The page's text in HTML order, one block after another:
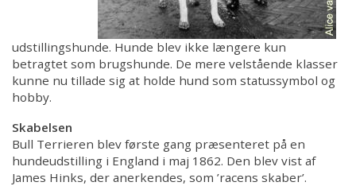
For dommere
Kontakt
udstillingshunde. Hunde blev ikke længere kun
betragtet som brugshunde. De mere velstående klasser
kunne nu tillade sig at holde hund som statussymbol og
hobby.
Skabelsen
Bull Terrieren blev første gang præsenteret på en
hundeudstilling i England i maj 1862. Den blev vist af
James Hinks, der anerkendes, som ’racens skaber’.